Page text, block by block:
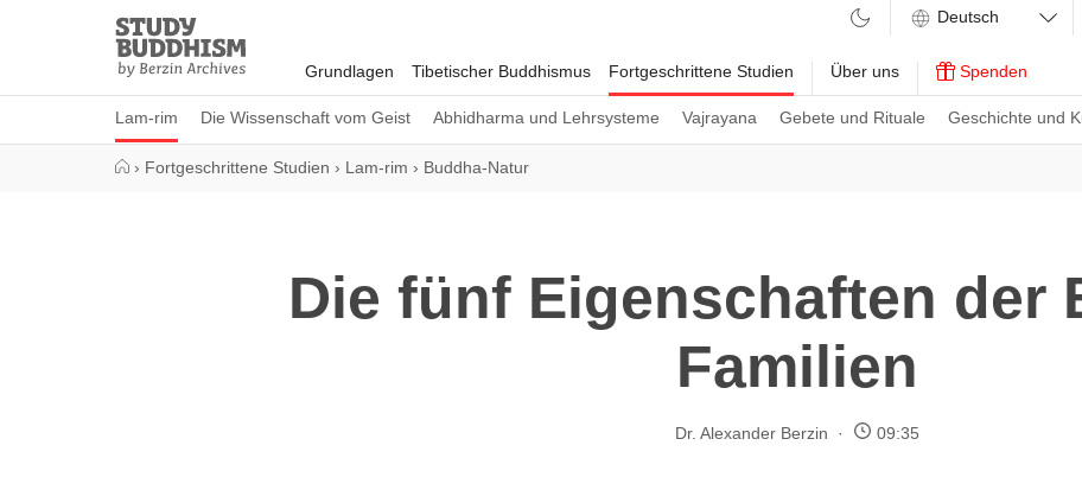
Study
Buddhism
Home
Grundlagen Tibetischer Buddhismus Fortgeschrittene Studien
Lam-rim Die Wissenschaft vom Geist Abhidharma und Lehrsysteme Vajrayana Gebete und Rituale Geschichte und
Über uns Spenden
› Fortgeschrittene Studien › Lam-rim › Buddha-Natur
Die fünf Eigenschaften der
Familien
Dr. Alexander Berzin 09:35